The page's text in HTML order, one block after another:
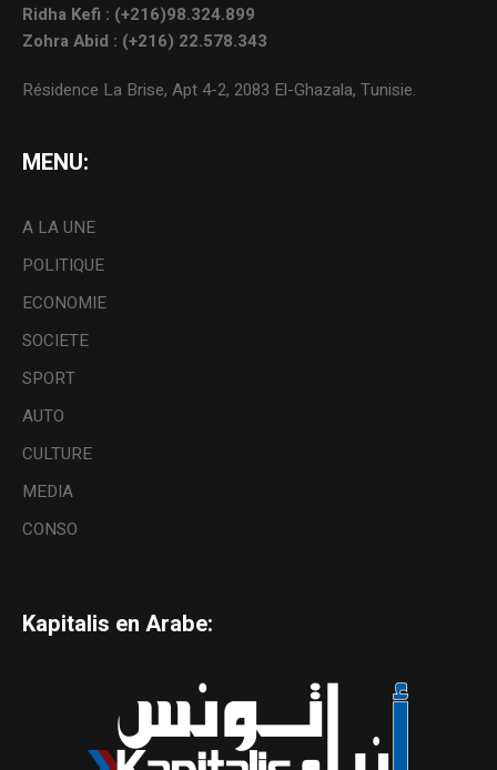
Ridha Kefi : (+216)98.324.899
Zohra Abid : (+216) 22.578.343
Résidence La Brise, Apt 4-2, 2083 El-Ghazala, Tunisie.
MENU:
A LA UNE
POLITIQUE
ECONOMIE
SOCIETE
SPORT
AUTO
CULTURE
MEDIA
CONSO
Kapitalis en Arabe: